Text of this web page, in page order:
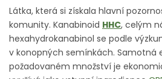
Látka, která si získala hlavní
komunity. Kanabinoid HHC, celým
hexahydrokanabinol se podle
v konopných semínkách. Samotná
požadovaném množství je